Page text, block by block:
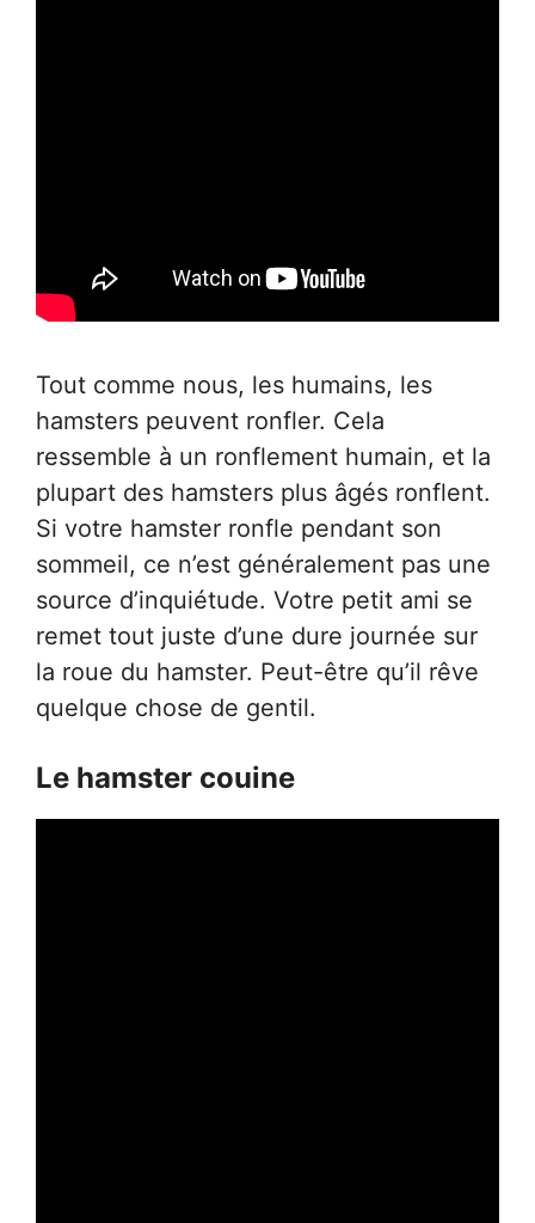
Tout comme nous, les humains, les
hamsters peuvent ronfler. Cela
ressemble à un ronflement humain, et la
plupart des hamsters plus âgés ronflent.
Si votre hamster ronfle pendant son
sommeil, ce n’est généralement pas une
source d’inquiétude. Votre petit ami se
remet tout juste d’une dure journée sur
la roue du hamster. Peut-être qu’il rêve
quelque chose de gentil.
Le hamster couine